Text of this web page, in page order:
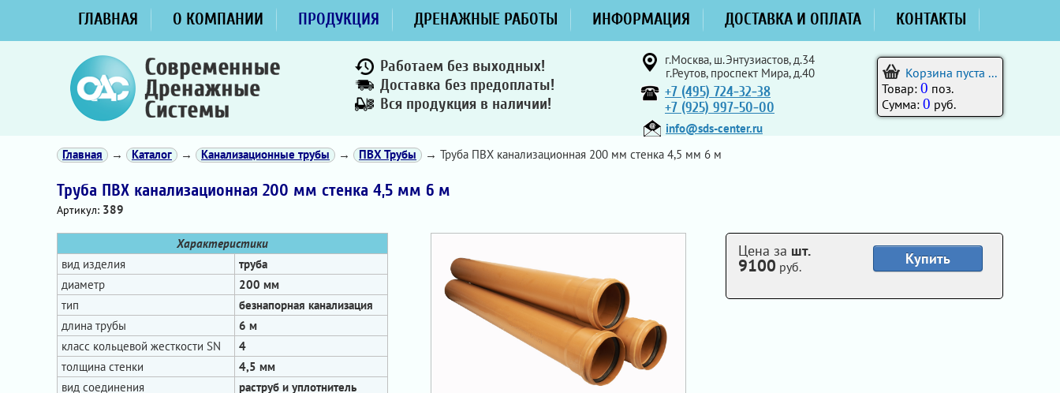
ГЛАВНАЯ О КОМПАНИИ ПРОДУКЦИЯ ДРЕНАЖНЫЕ РАБОТЫ ИНФОРМАЦИЯ ДОСТАВКА И ОПЛАТА КОНТАКТЫ
Работаем без выходных!
Доставка без предоплаты!
Вся продукция в наличии!
г.Москва, ш.Энтузиастов, д.34
г.Реутов, проспект Мира, д.40
+7 (495) 724-32-38
+7 (925) 997-50-00
info@sds-center.ru
Корзина пуста ...
Товар: 0 поз.
Сумма: 0 руб.
Главная → Каталог → Канализационные трубы → ПВХ Трубы → Труба ПВХ канализационная 200 мм стенка 4,5 мм 6 м
Труба ПВХ канализационная 200 мм стенка 4,5 мм 6 м
Артикул: 389
Характеристики
вид изделия
труба
диаметр
200 мм
тип
безнапорная канализация
длина трубы
6 м
класс кольцевой жесткости SN
4
толщина стенки
4,5 мм
вид соединения
раструб и уплотнитель
Купить
Цена за шт.
9100 руб.